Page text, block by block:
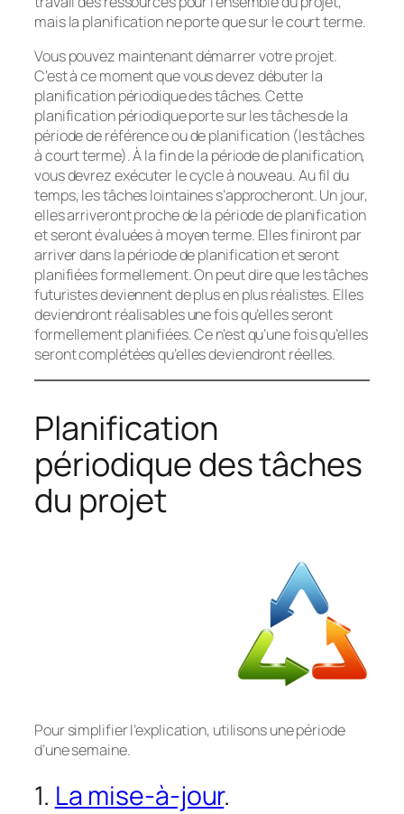
mais la planification ne porte que sur le court terme.
Vous pouvez maintenant démarrer votre projet.
C’est à ce moment que vous devez débuter la
planification périodique des tâches. Cette
planification périodique porte sur les tâches de la
période de référence ou de planification (les tâches
à court terme). À la fin de la période de planification,
vous devrez exécuter le cycle à nouveau. Au fil du
temps, les tâches lointaines s’approcheront. Un jour,
elles arriveront proche de la période de planification
et seront évaluées à moyen terme. Elles finiront par
arriver dans la période de planification et seront
planifiées formellement. On peut dire que les tâches
futuristes deviennent de plus en plus réalistes. Elles
deviendront réalisables une fois qu’elles seront
formellement planifiées. Ce n’est qu’une fois qu’elles
seront complétées qu’elles deviendront réelles.
Planification
périodique des tâches
du projet
Pour simplifier l’explication, utilisons une période
d’une semaine.
1. La mise-à-jour.